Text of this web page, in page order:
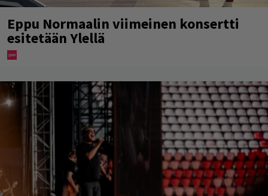
Eppu Normaalin viimeinen konsertti
esitetään Ylellä